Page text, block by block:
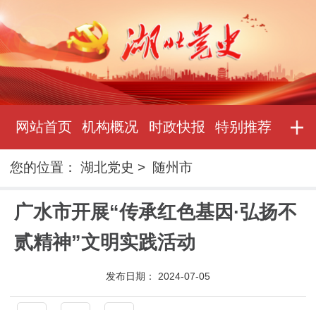
网站首页 机构概况 时政快报 特别推荐
您的位置：湖北党史 > 随州市
广水市开展“传承红色基因·弘扬不
贰精神”文明实践活动
发布日期： 2024-07-05